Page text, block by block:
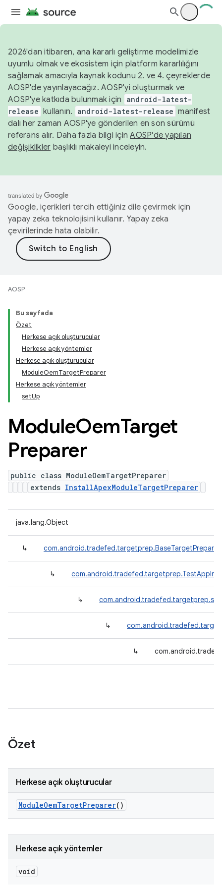
2026'dan itibaren, ana kararlı geliştirme modelimizle
uyumlu olmak ve ekosistem için platform kararlılığını
sağlamak amacıyla kaynak kodunu 2. ve 4. çeyreklerde
AOSP'de yayınlayacağız. AOSP'yi oluşturmak ve
AOSP'ye katkıda bulunmak için
android-latest-
release kullanın. android-latest-release manifest
dalı her zaman AOSP'ye gönderilen en son sürümü
referans alır. Daha fazla bilgi içinAOSP'de yapılan
değişiklikler başlıklı makaleyi inceleyin.
Google, içerikleri tercih ettiğiniz dile çevirmek için
yapay zeka teknolojisini kullanır. Yapay zeka
çevirilerinde hata olabilir.
AOSP
Bu sayfada
Özet
Herkese açık oluşturucular
Herkese açık yöntemler
Herkese açık oluşturucular
ModuleOemTargetPreparer
Herkese açık yöntemler
setUp
ModuleOemTarget
Preparer
public class ModuleOemTargetPreparer
extends InstallApexModuleTargetPreparer
java.lang.Object
↳ com.android.tradefed.targetprep.BaseTargetPreparer
↳
↳
↳
↳
Özet
Herkese açık oluşturucular
ModuleOemTargetPreparer()
Herkese açık yöntemler
void